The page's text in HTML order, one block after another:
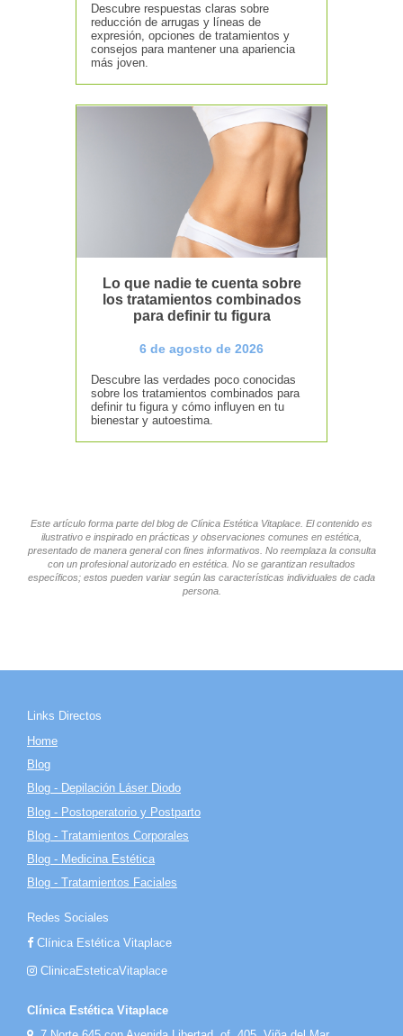
Descubre respuestas claras sobre
reducción de arrugas y líneas de
expresión, opciones de tratamientos y
consejos para mantener una apariencia
más joven.
Lo que nadie te cuenta sobre
los tratamientos combinados
para definir tu figura
6 de agosto de 2026
Descubre las verdades poco conocidas
sobre los tratamientos combinados para
definir tu figura y cómo influyen en tu
bienestar y autoestima.
Este artículo forma parte del blog de Clínica Estética Vitaplace. El contenido es
ilustrativo e inspirado en prácticas y observaciones comunes en estética,
presentado de manera general con fines informativos. No reemplaza la consulta
con un profesional autorizado en estética. No se garantizan resultados
específicos; estos pueden variar según las características individuales de cada
persona.
Links Directos
Home
Blog
Blog - Depilación Láser Diodo
Blog - Postoperatorio y Postparto
Blog - Tratamientos Corporales
Blog - Medicina Estética
Blog - Tratamientos Faciales
Redes Sociales
Clínica Estética Vitaplace
ClinicaEsteticaVitaplace
Clínica Estética Vitaplace